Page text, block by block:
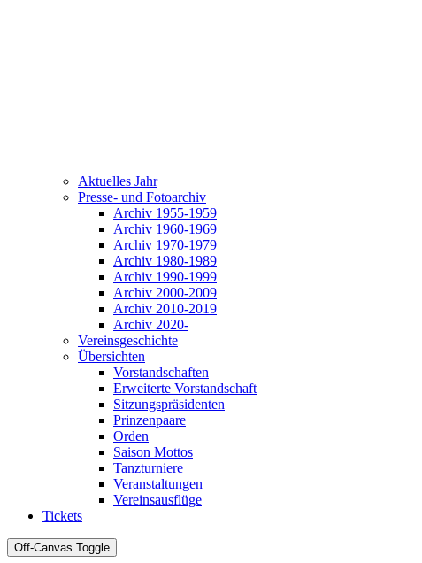
Aktuelles Jahr
Presse- und Fotoarchiv
Archiv 1955-1959
Archiv 1960-1969
Archiv 1970-1979
Archiv 1980-1989
Archiv 1990-1999
Archiv 2000-2009
Archiv 2010-2019
Archiv 2020-
Vereinsgeschichte
Übersichten
Vorstandschaften
Erweiterte Vorstandschaft
Sitzungspräsidenten
Prinzenpaare
Orden
Saison Mottos
Tanzturniere
Veranstaltungen
Vereinsausflüge
Tickets
Off-Canvas Toggle